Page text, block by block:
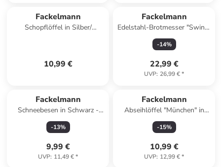
Fackelmann
Schopflöffel in Silber/
10,99 €
Fackelmann
Edelstahl-Brotmesser "Swing"
- (L)35 cm
-14%
22,99 €
UVP: 26,99 €*
Fackelmann
Schneebesen in Schwarz -
(L)26 cm
-13%
9,99 €
UVP: 11,49 €*
Fackelmann
Abseihlöffel "München" in
Silber/ Schwarz - (H)32 cm
-15%
10,99 €
UVP: 12,99 €*